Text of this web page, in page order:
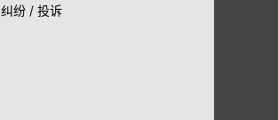
纠纷 / 投诉